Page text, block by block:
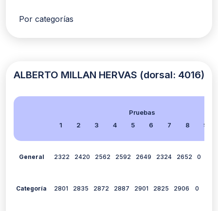
Por categorías
ALBERTO MILLAN HERVAS (dorsal: 4016)
Pruebas
1
2 3 4 5 6 7 8 9
General 2322 2420 2562 2592 2649 2324 2652 0
Categoría 2801 2835 2872 2887 2901 2825 2906 0